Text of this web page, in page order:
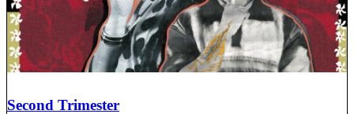
Second Trimester